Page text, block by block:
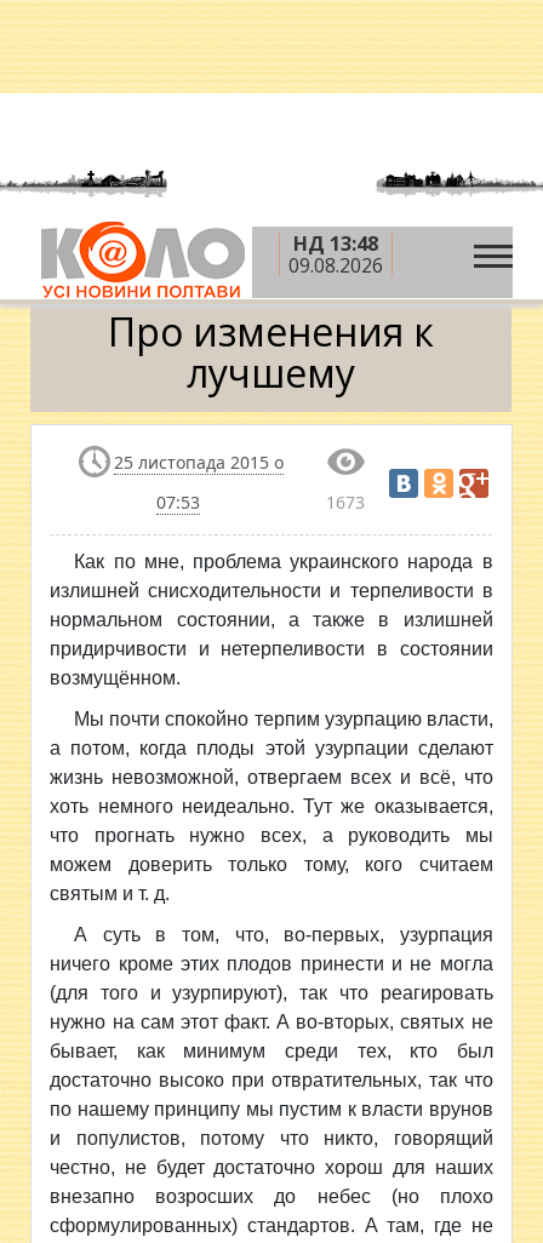
НД 13:48
09.08.2026
Головна » Блоги » Евгений Савкин
изменения к лучшему
Про изменения к
лучшему
25 листопада 2015 о
07:53
1673
Как по мне, проблема украинского народа в
излишней снисходительности и терпеливости в
нормальном состоянии, а также в излишней
придирчивости и нетерпеливости в состоянии
возмущённом.
Мы почти спокойно терпим узурпацию власти,
а потом, когда плоды этой узурпации сделают
жизнь невозможной, отвергаем всех и всё, что
хоть немного неидеально. Тут же оказывается,
что прогнать нужно всех, а руководить мы
можем доверить только тому, кого считаем
святым и т. д.
А суть в том, что, во-первых, узурпация
ничего кроме этих плодов принести и не могла
(для того и узурпируют), так что реагировать
нужно на сам этот факт. А во-вторых, святых не
бывает, как минимум среди тех, кто был
достаточно высоко при отвратительных, так что
по нашему принципу мы пустим к власти врунов
и популистов, потому что никто, говорящий
честно, не будет достаточно хорош для наших
внезапно возросших до небес (но плохо
сформулированных) стандартов. А там, где не